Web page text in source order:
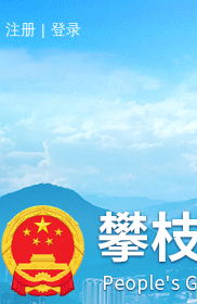
注册 | 登录